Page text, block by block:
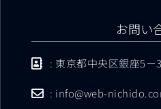
お問い
: 東京都中央区銀座5－
: info@web-